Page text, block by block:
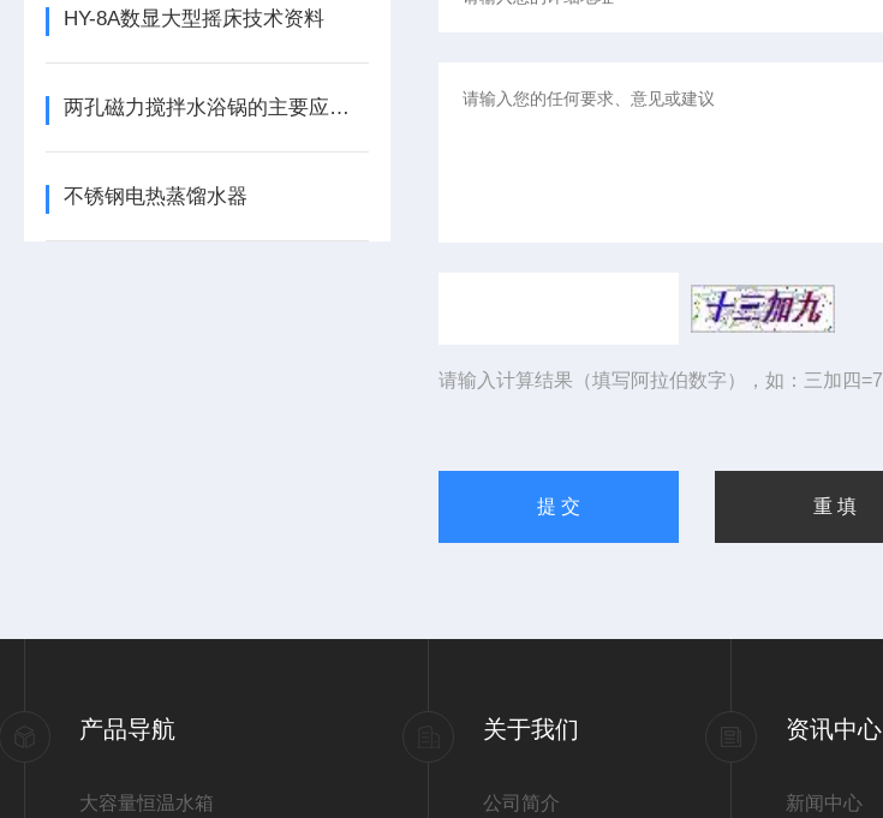
HY-8A数显大型摇床技术资料
两孔磁力搅拌水浴锅的主要应用讲述
不锈钢电热蒸馏水器
请输入计算结果（填写阿拉伯数字），如：三加四=7
产品导航
大容量恒温水箱
关于我们
公司简介
资讯中心
新闻中心